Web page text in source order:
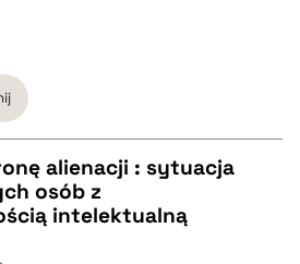
alienacji : sytuacja
osób z
intelektualną